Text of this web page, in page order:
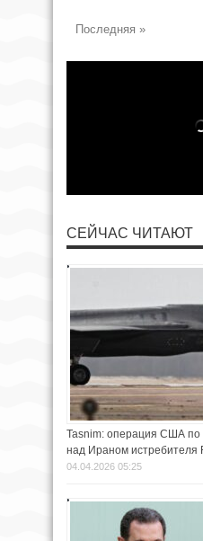
Последняя »
СЕЙЧАС ЧИТАЮТ
Tasnim: операция США по
над Ираном истребителя
04.04.2026 05:25